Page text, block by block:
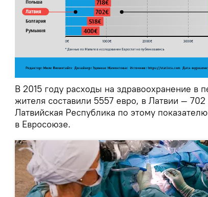
В 2015 году расходы на здравоохранение в
жителя составили 5557 евро, в Латвии — 702
Латвийская Республика по этому
в Евросоюзе.